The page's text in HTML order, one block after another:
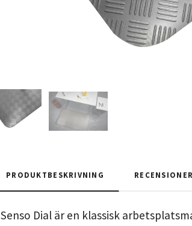
PRODUKTBESKRIVNING RECENSIONER
Senso Dial är en klassisk